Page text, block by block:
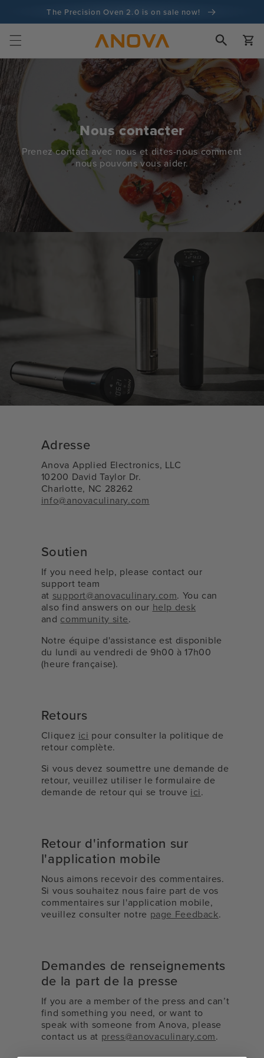
The Precision Oven 2.0 is on sale now!
Garantie de remboursement de 100 jours
Plus de 100 millions de cuisiniers, et ce n'est pas fini
Chariot
Nous contacter
Prenez contact avec nous et dites-nous comment
nous pouvons vous aider.
Adresse
Anova Applied Electronics, LLC
10200 David Taylor Dr.
Charlotte, NC 28262
info@anovaculinary.com
Soutien
If you need help, please contact our
support team
at support@anovaculinary.com. You can
also find answers on our help desk
and community site.
Notre équipe d'assistance est disponible
du lundi au vendredi de 9h00 à 17h00
(heure française).
Retours
Cliquez ici pour consulter la politique de
retour complète.
Si vous devez soumettre une demande de
retour, veuillez utiliser le formulaire de
demande de retour qui se trouve ici.
Retour d'information sur
l'application mobile
Nous aimons recevoir des commentaires.
Si vous souhaitez nous faire part de vos
commentaires sur l'application mobile,
veuillez consulter notre page Feedback.
Demandes de renseignements
de la part de la presse
If you are a member of the press and can’t
find something you need, or want to
speak with someone from Anova, please
contact us at press@anovaculinary.com.